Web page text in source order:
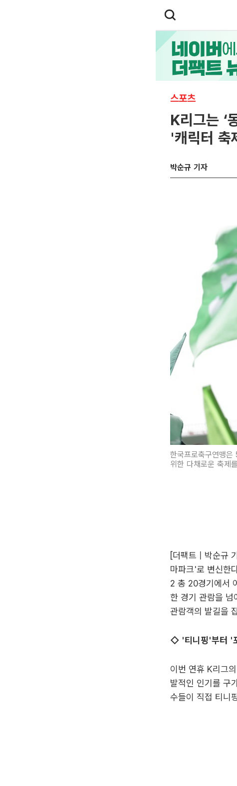
스포츠
K리그는 ‘
'캐릭터 축
박순규 기자
한국프로축구연맹
위한 다채로운 축제
[더팩트 | 박순규
마파크'로 변신한
2 총 20경기에서
한 경기 관람을 넘
관람객의 발길을
◇ '티니핑'부터 '
이번 연휴 K리그
발적인 인기를 구
수들이 직접 티니